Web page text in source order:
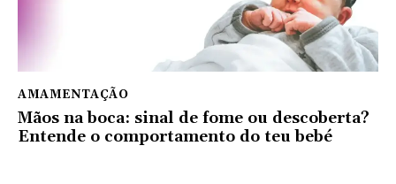
AMAMENTAÇÃO
Mãos na boca: sinal de fome ou descoberta?
Entende o comportamento do teu bebé